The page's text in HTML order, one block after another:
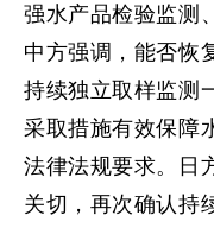
强水产品检验监测
中方强调，能否恢
持续独立取样监测
采取措施有效保障
法律法规要求。日
关切，再次确认持